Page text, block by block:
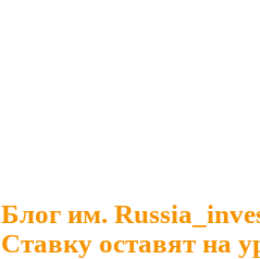
Блог им.
Ставку оставят на